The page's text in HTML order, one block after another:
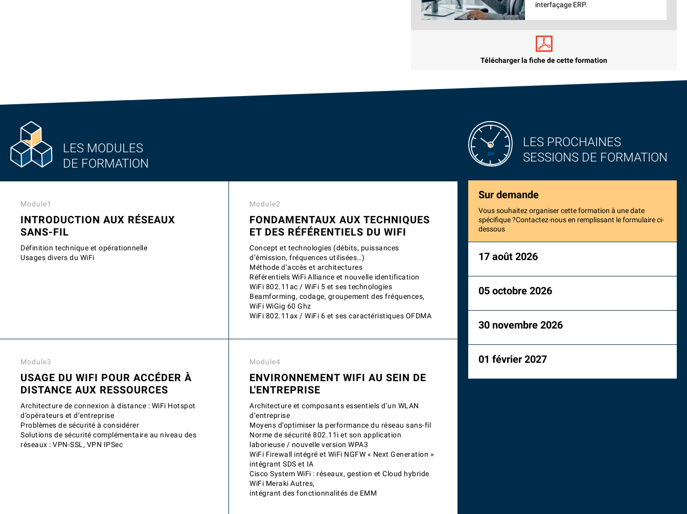
interfaçage ERP.
Télécharger la fiche de cette formation
LES MODULES
DE FORMATION
Module1
INTRODUCTION AUX RÉSEAUX
SANS-FIL
Définition technique et opérationnelle
Usages divers du WiFi
Module2
FONDAMENTAUX AUX TECHNIQUES
ET DES RÉFÉRENTIELS DU WIFI
Concept et technologies (débits, puissances
d’émission, fréquences utilisées…)
Méthode d’accès et architectures
Référentiels WiFi Alliance et nouvelle identification
WiFi 802.11ac / WiFi 5 et ses technologies
Beamforming, codage, groupement des fréquences,
WiFi WiGig 60 Ghz
WiFi 802.11ax / WiFi 6 et ses caractéristiques OFDMA
Module3
USAGE DU WIFI POUR ACCÉDER À
DISTANCE AUX RESSOURCES
Architecture de connexion à distance : WiFi Hotspot
d’opérateurs et d’entreprise
Problèmes de sécurité à considérer
Solutions de sécurité complémentaire au niveau des
réseaux : VPN-SSL, VPN IPSec
Module4
ENVIRONNEMENT WIFI AU SEIN DE
L'ENTREPRISE
Architecture et composants essentiels d’un WLAN
d’entreprise
Moyens d’optimiser la performance du réseau sans-fil
Norme de sécurité 802.11i et son application
laborieuse / nouvelle version WPA3
WiFi Firewall intégré et WiFi NGFW « Next Generation »
intégrant SDS et IA
Cisco System WiFi : réseaux, gestion et Cloud hybride
WiFi Meraki Autres,
intégrant des fonctionnalités de EMM
LES PROCHAINES
SESSIONS DE FORMATION
Sur demande
Vous souhaitez organiser cette formation à une date
spécifique ?Contactez-nous en remplissant le formulaire ci-
dessous
17 août 2026
05 octobre 2026
30 novembre 2026
01 février 2027